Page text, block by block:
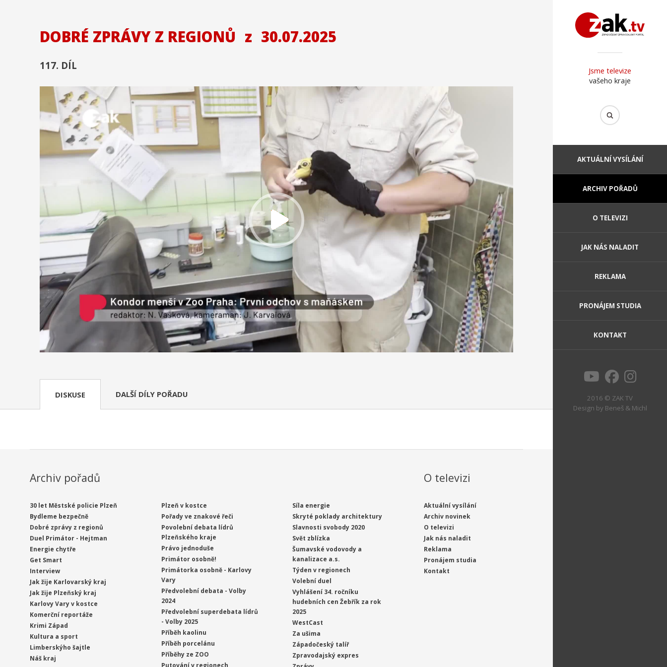
Jsme televize
vašeho kraje
AKTUÁLNÍ VYSÍLÁNÍ
ARCHIV POŘADŮ
O TELEVIZI
JAK NÁS NALADIT
REKLAMA
PRONÁJEM STUDIA
KONTAKT
2016 © ZAK TV
Design by Beneš & Michl
DOBRÉ ZPRÁVY Z REGIONŮ z 30.07.2025
117. DÍL
DISKUSE DALŠÍ DÍLY POŘADU
Archiv pořadů
30 let Městské policie Plzeň
Bydleme bezpečně
Dobré zprávy z regionů
Duel Primátor - Hejtman
Energie chytře
Get Smart
Interview
Jak žije Karlovarský kraj
Jak žije Plzeňský kraj
Karlovy Vary v kostce
Komerční reportáže
Krimi Západ
Kultura a sport
Limberskýho šajtle
Náš kraj
Plzeň v kostce
Pořady ve znakové řeči
Povolební debata lídrů
Plzeňského kraje
Právo jednoduše
Primátor osobně!
Primátorka osobně - Karlovy
Vary
Předvolební debata - Volby
2024
Předvolební superdebata lídrů
- Volby 2025
Příběh kaolinu
Příběh porcelánu
Příběhy ze ZOO
Síla energie
Skryté poklady architektury
Slavnosti svobody 2020
Svět zblízka
Šumavské vodovody a
kanalizace a.s.
Týden v regionech
Volební duel
Vyhlášení 34. ročníku
hudebních cen Žebřík za rok
2025
WestCast
Za ušima
Západočeský talíř
Zpravodajský expres
O televizi
Aktuální vysílání
Archiv novinek
O televizi
Jak nás naladit
Reklama
Pronájem studia
Kontakt